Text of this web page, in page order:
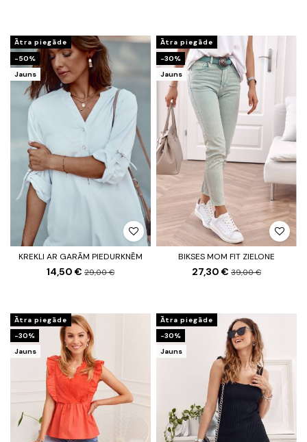
Ātra piegāde
-50%
Jauns
KREKLI AR GARĀM PIEDURKNĒM
14,50 € 29,00 €
Ātra piegāde
-30%
Jauns
BIKSES MOM FIT ZIELONE
27,30 € 39,00 €
Ātra piegāde
-30%
Jauns
Ātra piegāde
-30%
Jauns